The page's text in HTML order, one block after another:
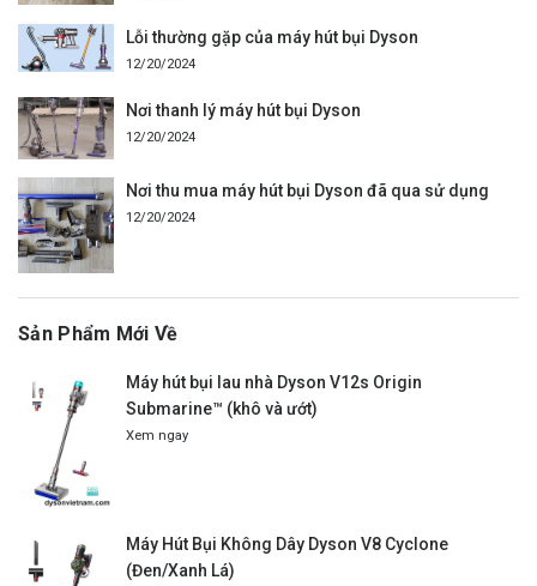
Lỗi thường gặp của máy hút bụi Dyson
12/20/2024
Nơi thanh lý máy hút bụi Dyson
12/20/2024
Nơi thu mua máy hút bụi Dyson đã qua sử dụng
12/20/2024
Sản Phẩm Mới Về
Máy hút bụi lau nhà Dyson V12s Origin
Submarine™ (khô và ướt)
Xem ngay
Máy Hút Bụi Không Dây Dyson V8 Cyclone
(Đen/Xanh Lá)